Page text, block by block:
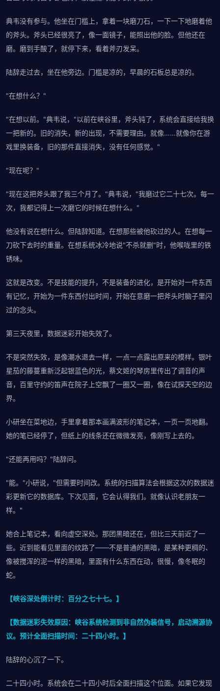
典韦没有参与。他坐在门槛上，拿着一块磨刀石，一下一下地磨着他
的斧头。斧头已经很亮了，像一面镜子，能照出他的脸。但他还在
磨。磨到手酸了，就停下来，看着斧刃发呆。
陆辞走过去，坐在他旁边。门槛是凉的，早晨的石板总是凉的。
"在想什么？"
"在想以前。"典韦说，"以前在峡谷里，斧头钝了，系统会直接给我换
一把新的。旧的消失，新的出现，不需要理由。就像……就像你在游
戏里换装备，旧的那件直接消失，没有任何感觉。"
"现在呢？"
"现在这把斧头跟了我三个月了。"典韦说，"我磨过它二十七次。每一
次，我都记得上一次磨它的时候在想什么。"
他没有说在想什么。但陆辞知道。在想那些被他砍过的人。在想每一
刀砍下去时的重量。在想系统冰冷地说"不杀就删"时，他喉咙里的铁
锈味。
这就是改变。不是技能的提升，不是装备的进化，是开始对一件东西
有记忆，开始为一件东西付出时间，开始在意磨一把斧头时脑子里闪
过的念头。
第三天夜里，数据迷彩开始失效了。
不是突然失效，是像潮水退去一样，一点一点露出原来的模样。银叶
星茄的藤蔓重新泛起银蓝色的光，蔡文姬的琴房里传出了调音的声
音，百里守约的笛声在院子上空飘了一圈又一圈，像在试探天空的边
界。
小研坐在菜地边，手里拿着那本画满波形的笔记本，一页一页地翻。
她的笔已经停了，但纸上的线条还在微微发亮，像刚写上去的。
"还能再用吗？"陆辞问。
"能。"小研说，"但需要时间改。系统的扫描算法会根据这次的数据迷
彩更新它的数据库。下次见面，它会认得我们。就像认识老朋友一
样。"
她合上笔记本，看向虚空深处。那团黑暗还在，但比三天前近了一
些。近到能看见里面的纹路了——不是普通的黑暗，是某种更稠的、
像被搅浑的泥一样的黑暗，里面有什么东西在动，很慢，像冬眠的
蛇。
【峡谷深处倒计时：百分之七十七。】
【数据迷彩失效原因：峡谷系统检测到非自然伪装信号，启动溯源协
议。预计全面扫描时间：二十四小时。】
陆辞的心沉了一下。
二十四小时。系统会在二十四小时后全面扫描这个位面。如果它发现